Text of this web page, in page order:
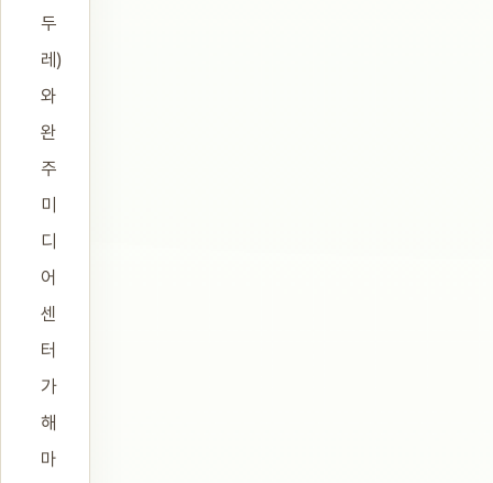
두
레)
와
완
주
미
디
어
센
터
가
해
마